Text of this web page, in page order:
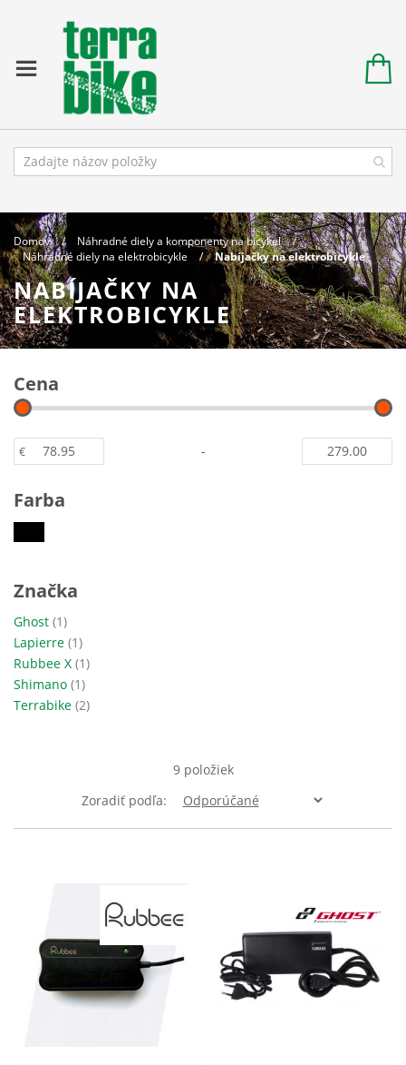
Domov
Náhradné diely a komponenty na bicykel
Náhradné diely na elektrobicykle
Nabíjačky na elektrobicykle
NABÍJAČKY NA
ELEKTROBICYKLE
9položiek
Zoradiť podľa
Cena
€ -
Farba
Značka
Ghost 1položka
Lapierre 1položka
Rubbee X 1položka
Shimano 1položka
Terrabike 2položky